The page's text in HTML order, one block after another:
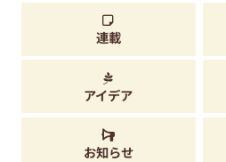
連載
アイデア
お知らせ